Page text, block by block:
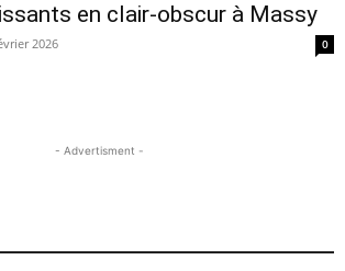
en clair-obscur à Massy
2026 0
- Advertisment -